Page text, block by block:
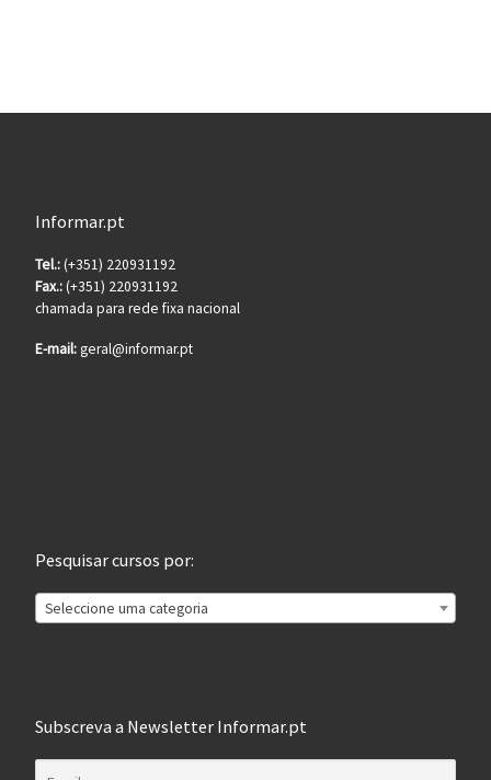
Informar.pt
Tel.:(+351) 220931192
Fax.:(+351) 220931192
chamada para rede fixa nacional
E-mail:geral@informar.pt
Pesquisar cursos por:
Seleccione uma categoria
Subscreva a Newsletter Informar.pt